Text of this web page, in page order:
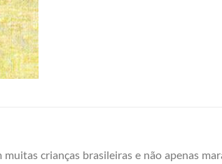
crianças brasileiras e não apenas